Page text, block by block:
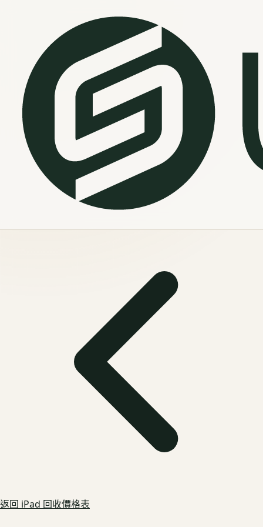
返回 iPad 回收價格表